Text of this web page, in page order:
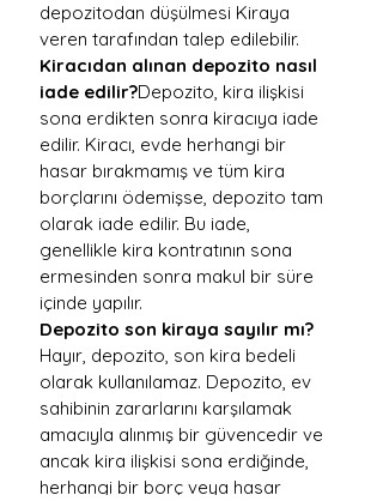
depozitodan düşülmesi Kiraya
veren tarafından talep edilebilir.
Kiracıdan alınan depozito nasıl
iade edilir?Depozito, kira ilişkisi
sona erdikten sonra kiracıya iade
edilir. Kiracı, evde herhangi bir
hasar bırakmamış ve tüm kira
borçlarını ödemişse, depozito tam
olarak iade edilir. Bu iade,
genellikle kira kontratının sona
ermesinden sonra makul bir süre
içinde yapılır.
Depozito son kiraya sayılır mı?
Hayır, depozito, son kira bedeli
olarak kullanılamaz. Depozito, ev
sahibinin zararlarını karşılamak
amacıyla alınmış bir güvencedir ve
ancak kira ilişkisi sona erdiğinde,
herhangi bir borç veya hasar